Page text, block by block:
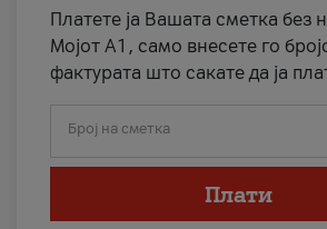
Платете ја Вашата сметка без
Мојот А1, само внесете го
фактурата што сакате да ја
Број на сметка
Плати